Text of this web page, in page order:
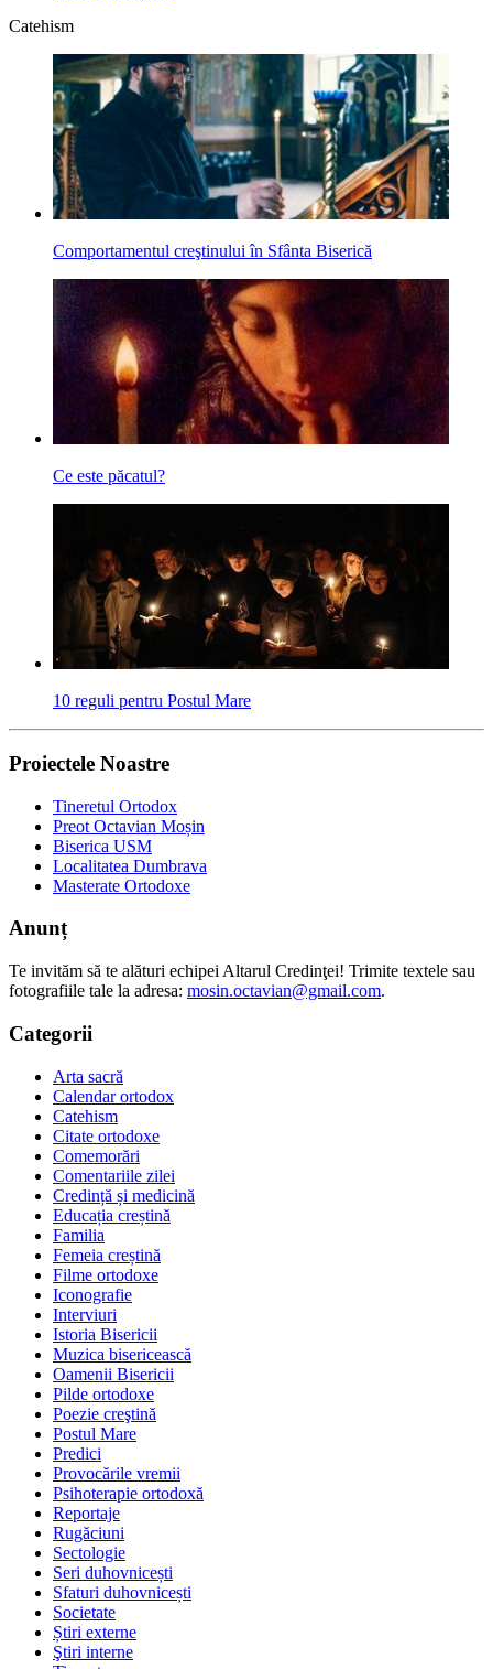
Catehism
Comportamentul creştinului în Sfânta Biserică
Ce este păcatul?
10 reguli pentru Postul Mare
Proiectele Noastre
Tineretul Ortodox
Preot Octavian Moșin
Biserica USM
Localitatea Dumbrava
Masterate Ortodoxe
Anunț
Te invităm să te alături echipei Altarul Credinţei! Trimite textele sau
fotografiile tale la adresa: mosin.octavian@gmail.com.
Categorii
Arta sacră
Calendar ortodox
Catehism
Citate ortodoxe
Comemorări
Comentariile zilei
Credință și medicină
Educația creștină
Familia
Femeia creștină
Filme ortodoxe
Iconografie
Interviuri
Istoria Bisericii
Muzica bisericească
Oamenii Bisericii
Pilde ortodoxe
Poezie creştină
Postul Mare
Predici
Provocările vremii
Psihoterapie ortodoxă
Reportaje
Rugăciuni
Sectologie
Seri duhovnicești
Sfaturi duhovnicești
Societate
Știri externe
Ştiri interne